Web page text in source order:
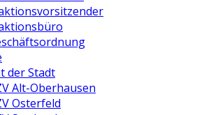
der Stadt
Alt-Oberhausen
Osterfeld